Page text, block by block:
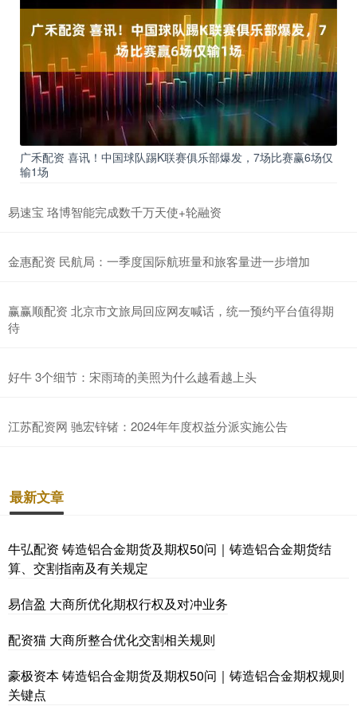
广禾配资 喜讯！中国球队踢K联赛俱乐部爆发，7场比赛赢6场仅
输1场
易速宝 珞博智能完成数千万天使+轮融资
金惠配资 民航局：一季度国际航班量和旅客量进一步增加
赢赢顺配资 北京市文旅局回应网友喊话，统一预约平台值得期
待
好牛 3个细节：宋雨琦的美照为什么越看越上头
江苏配资网 驰宏锌锗：2024年年度权益分派实施公告
最新文章
牛弘配资 铸造铝合金期货及期权50问｜铸造铝合金期货结
算、交割指南及有关规定
易信盈 大商所优化期权行权及对冲业务
配资猫 大商所整合优化交割相关规则
豪极资本 铸造铝合金期货及期权50问｜铸造铝合金期权规则
关键点